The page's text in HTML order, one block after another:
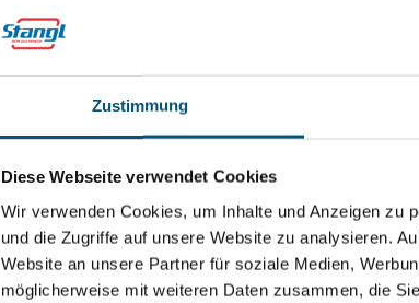
Zustimmung
Diese Webseite verwendet Cookies
Wir verwenden Cookies, um Inhalte und Anzeigen zu
und die Zugriffe auf unsere Website zu analysieren.
Website an unsere Partner für soziale Medien,
möglicherweise mit weiteren Daten zusammen, die